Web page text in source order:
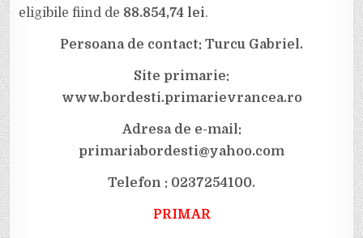
eligibile fiind de 88.854,74 lei.
Persoana de contact: Turcu Gabriel.
Site primarie:
www.bordesti.primarievrancea.ro
Adresa de e-mail:
primariabordesti@yahoo.com
Telefon : 0237254100.
PRIMAR